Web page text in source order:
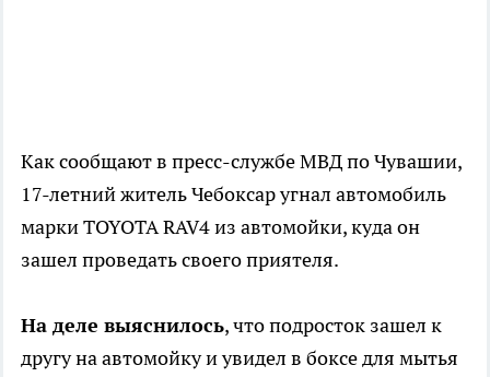
Как сообщают в пресс-службе МВД по Чувашии,
17-летний житель Чебоксар угнал автомобиль
марки TOYOTA RAV4 из автомойки, куда он
зашел проведать своего приятеля.
На деле выяснилось, что подросток зашел к
другу на автомойку и увидел в боксе для мытья